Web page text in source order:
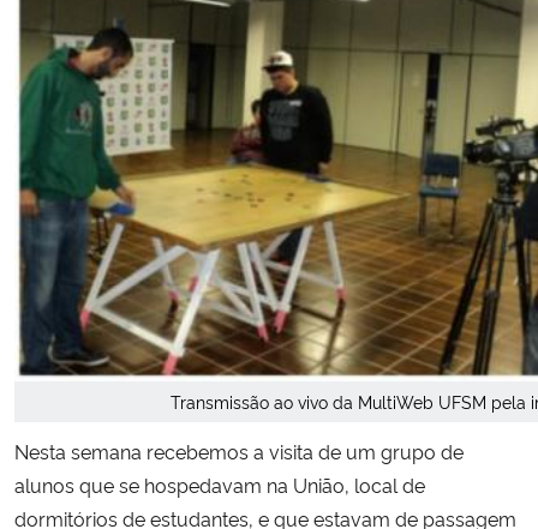
Ministério da Mulher, da Família e dos Direitos Humanos
Secretaria-Geral
Secretaria de Governo
Gabinete de Segurança Institucional
Advocacia-Geral da União
Banco Central do Brasil
Transmissão ao vivo da MultiWeb UFSM
Nesta semana recebemos a visita de um grupo de
alunos que se hospedavam na União, local de
dormitórios de estudantes, e que estavam de passagem